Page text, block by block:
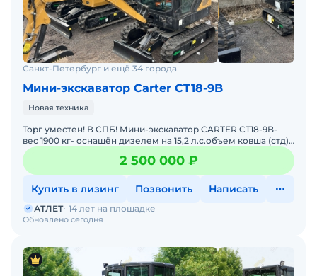
Санкт-Петербург и ещё 34 города
Мини-экскаватор Carter CT18-9B
Новая техника
Торг уместен! В СПБ! Мини-экскаватор CARTER CT18-9B-
вес 1900 кг- оснащён дизелем на 15,2 л.с.объем ковша (стд)
0,04 м3Экскаватор Картер модели CT18-9B –
2 500 000 ₽
Купить в лизинг Позвонить Написать
Обновлено сегодня
АТЛЕТ 14 лет на площадке